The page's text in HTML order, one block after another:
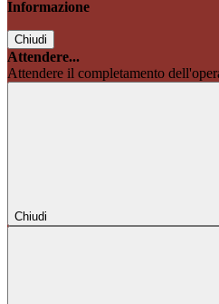
Informazione
Chiudi
Attendere...
Attendere il completamento
Chiudi